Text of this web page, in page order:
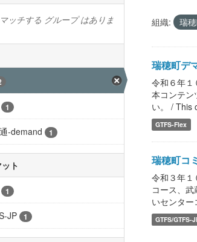
ッチする グループ はありま
1
-demand 1
ト
1
JP 1
組織: 瑞
瑞穂町デ
令和６年
本コンテン
い。 / This
GTFS-Flex
瑞穂町コ
令和３年１
コース、
いセンタ
GTFS/GTFS-